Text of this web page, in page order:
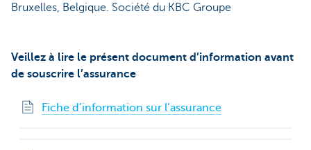
Bruxelles, Belgique. Société du KBC Groupe
Veillez à lire le présent document d’information avant
de souscrire l’assurance
Fiche d’information sur l’assurance